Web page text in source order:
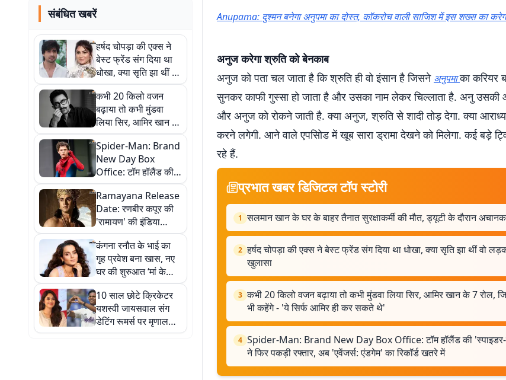
संबंधित खबरें
हर्षद चोपड़ा की एक्स ने
बेस्ट फ्रेंड संग दिया था
धोखा, क्या सृति झा थीं वो
लड़की? एक्टर ने किया
खुलासा
कभी 20 किलो वजन
बढ़ाया तो कभी मुंडवा
लिया सिर, आमिर खान के
7 रोल, जिन्हें देखकर आप
भी कहेंगे - 'ये सिर्फ आमिर
ही कर सकते थे'
Spider-Man: Brand
New Day Box
Office: टॉम हॉलैंड की
'स्पाइडर-मैन: ब्रांड न्यू डे'
ने फिर पकड़ी रफ्तार, अब
'एवेंजर्स: एंडगेम' का
रिकॉर्ड खतरे में
Ramayana Release
Date: रणबीर कपूर की
'रामायण' की इंडिया
रिलीज डेट बदली, अब इस
दिन थिएटर्स में आएगी
फिल्म
कंगना रनौत के भाई का
गृह प्रवेश बना खास, नए
घर की शुरुआत ‘मां के
नाम’ पौधे के साथ
10 साल छोटे क्रिकेटर
यशस्वी जायसवाल संग
डेटिंग रूमर्स पर मृणाल
ठाकुर ने तोड़ी चुप्पी,
Anupama: दुश्मन बनेगा अनुपमा का दोस्त, कॉकरोच वाली साजिश में इस शख्स का करेगा
अनुज करेगा श्रुति को बेनकाब
अनुज को पता चल जाता है कि श्रुति ही वो इंसान है जिसने अनुपमाका करियर
सुनकर काफी गुस्सा हो जाता है और उसका नाम लेकर चिल्लाता है. अनु
और अनुज को रोकने जाती है. क्या अनुज, श्रुति से शादी तोड़ देगा. क्या
करने लगेगी. आने वाले एपसिोड में खूब सारा ड्रामा देखने को मिलेगा. कई बड़े
रहे हैं.
प्रभात खबर डिजिटल टॉप स्टोरी
1 सलमान खान के घर के बाहर तैनात सुरक्षाकर्मी की मौत, ड्यूटी के दौरान
2 हर्षद चोपड़ा की एक्स ने बेस्ट फ्रेंड संग दिया था धोखा, क्या सृति झा थीं वो
खुलासा
3 कभी 20 किलो वजन बढ़ाया तो कभी मुंडवा लिया सिर, आमिर खान के 7 रोल,
भी कहेंगे - 'ये सिर्फ आमिर ही कर सकते थे'
4 Spider-Man: Brand New Day Box Office: टॉम हॉलैंड की 'स्पाइडर-
ने फिर पकड़ी रफ्तार, अब 'एवेंजर्स: एंडगेम' का रिकॉर्ड खतरे में